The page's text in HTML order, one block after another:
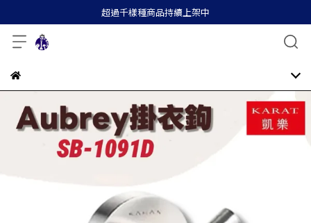
超過千樣種商品持續上架中